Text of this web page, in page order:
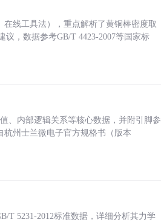
线工具法），重点解析了黄铜棒密度取
议，数据参考GB/T 4423-2007等国家标
、内部逻辑关系等核心数据，并附引脚参
州士兰微电子官方规格书（版本
T 5231-2012标准数据，详细分析其力学